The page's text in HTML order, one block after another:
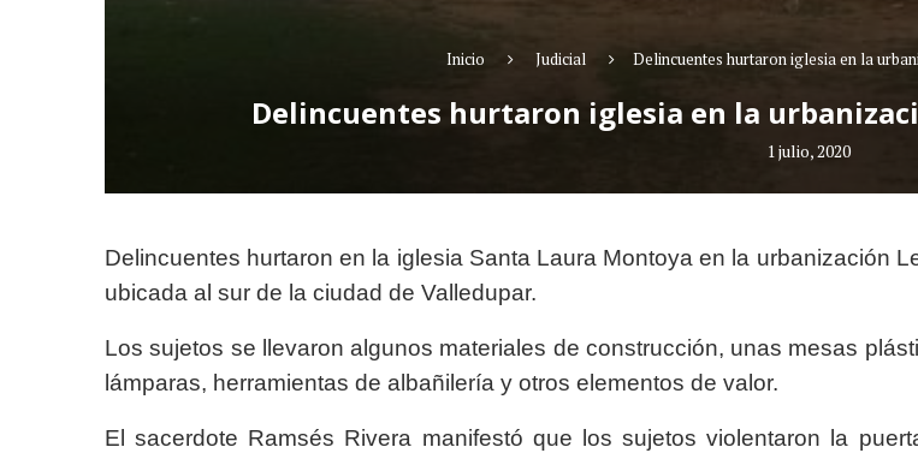
Inicio Judicial Delincuentes hurtaron iglesia en la
Delincuentes hurtaron iglesia en la
1 julio, 2020
Delincuentes hurtaron en la iglesia Santa Laura Montoya en la urbanización
ubicada al sur de la ciudad de Valledupar.
Los sujetos se llevaron algunos materiales de construcción, unas mesas
lámparas, herramientas de albañilería y otros elementos de valor.
El sacerdote Ramsés Rivera manifestó que los sujetos violentaron la